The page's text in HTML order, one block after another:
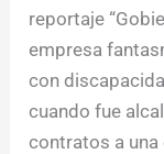
reportaje
empresa
con
cuando fue
contratos a